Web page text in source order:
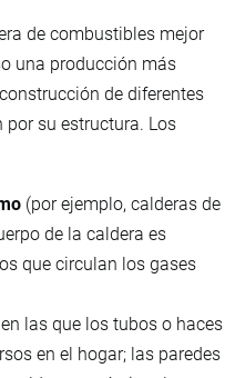
de combustibles mejor
una producción más
de diferentes
su estructura. Los
(por ejemplo, calderas de
de la caldera es
que circulan los gases
en las que los tubos o haces
en el hogar; las paredes